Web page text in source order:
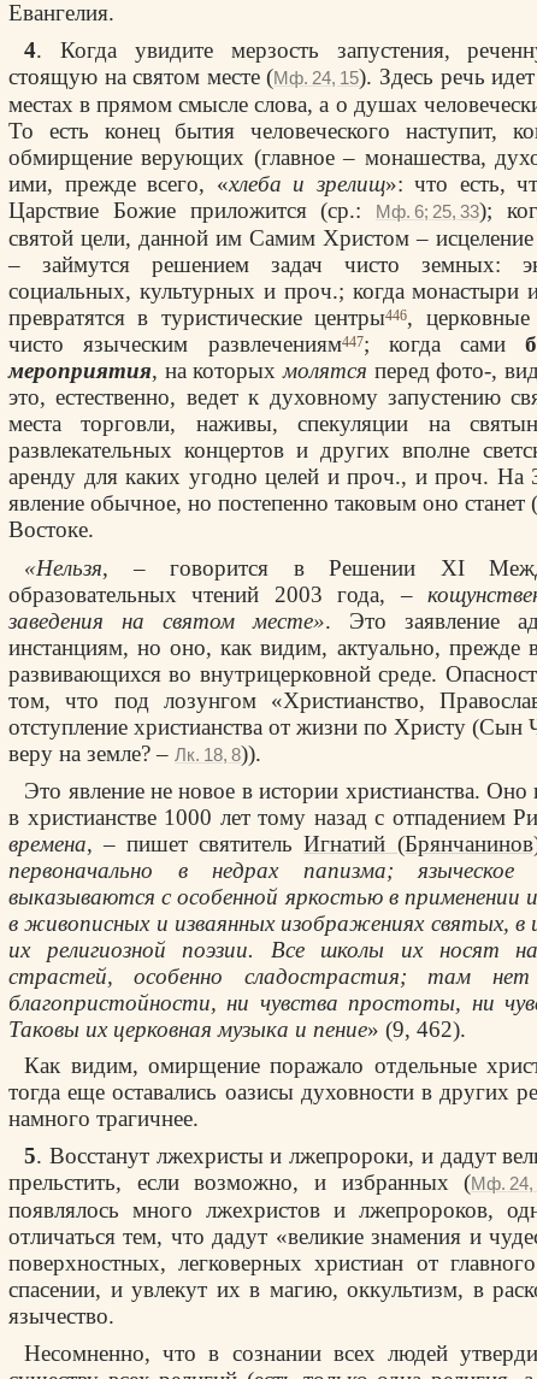
Евангелия.
4. Когда увидите мерзость запустения,
стоящую на святом месте (Мф. 24, 15). Здесь речь
местах в прямом смысле слова, а о душах
То есть конец бытия человеческого наступит,
обмирщение верующих (главное – монашества,
ими, прежде всего, «хлеба и зрелищ»: что есть,
Царствие Божие приложится (ср.:
Мф. 6; 25, 33);
святой цели, данной им Самим Христом – исцеление
– займутся решением задач чисто земных:
социальных, культурных и проч.; когда монастыри
превратятся в туристические центры446,
чисто языческим развлечениям447; когда сами
мероприятия, на которыхмолятся перед фото-,
это, естественно, ведет к духовному запустению
места торговли, наживы, спекуляции на
развлекательных концертов и других вполне
аренду для каких угодно целей и проч., и проч. На
явление обычное, но постепенно таковым оно станет
Востоке.
«Нельзя, – говорится в Решении ХI
образовательных чтений 2003 года, –
заведения на святом месте». Это заявление
инстанциям, но оно, как видим, актуально, прежде
развивающихся во внутрицерковной среде.
том, что под лозунгом «Христианство,
отступление христианства от жизни по Христу (Сын
веру на земле? – Лк. 18, 8)).
Это явление не новое в истории христианства. Оно
в христианстве 1000 лет тому назад с отпадением
времена, – пишет святительИгнатий
первоначально в недрах папизма;
выказываются с особенной яркостью в применении
в живописных и изваянных изображениях святых, в
их религиозной поэзии. Все школы их носят
страстей, особенно сладострастия; там
благопристойности, ни чувства простоты, ни
Таковы их церковная музыка и пение» (9, 462).
Как видим, омирщение поражало отдельные
тогда еще оставались оазисы духовности в других
намного трагичнее.
5. Восстанут лжехристы и лжепророки, и дадут
прельстить, если возможно, и избранных (Мф. 24,
появлялось много лжехристов и лжепророков,
отличаться тем, что дадут «великие знамения и
поверхностных, легковерных христиан от
спасении, и увлекут их в магию, оккультизм, в
язычество.
Несомненно, что в сознании всех людей